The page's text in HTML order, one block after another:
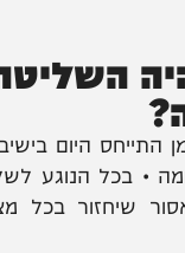
התייחס היום
• בכל הנוגע
שיחזור בכל